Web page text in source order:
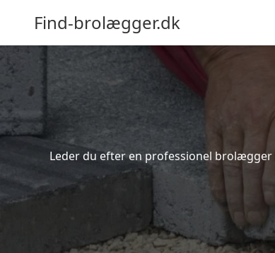
Find-brolægger.dk
Leder du efter en professionel